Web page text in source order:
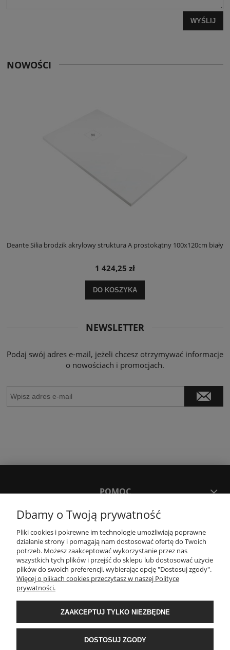
WYŚLIJ
NOWOŚCI
Deante Silia brodzik akrylowy struktura A prostokątny 100x120cm biały
1 424,25 zł
DO KOSZYKA
NEWSLETTER
Podaj swój adres e-mail, jeżeli chcesz otrzymywać informacje
o nowościach i promocjach.
POMOC
MOJE KONTO
PŁATNOŚCI I DOSTAWA
Wyposażenie łazienek Łazienki.eco | Pawła 23, 41-708 Ruda Śląska | E-mail:
sklep@lazienki.eco | Tel.: 600 012 164 lub 600 012 159 | TGS Przemysław
Stoń | NIP: 6312213594 | REGON: 276403698
Dbamy o Twoją prywatność
Pliki cookies i pokrewne im technologie umożliwiają poprawne
działanie strony i pomagają nam dostosować ofertę do Twoich
potrzeb. Możesz zaakceptować wykorzystanie przez nas
wszystkich tych plików i przejść do sklepu lub dostosować użycie
plików do swoich preferencji, wybierając opcję "Dostosuj zgody".
Więcej o plikach cookies przeczytasz w naszej Polityce
prywatności.
ZAAKCEPTUJ TYLKO NIEZBĘDNE
DOSTOSUJ ZGODY